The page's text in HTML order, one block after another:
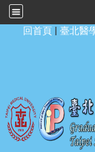
回首頁 | 臺北醫